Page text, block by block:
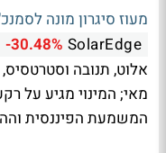
מעוז סיגרון מונה
SolarEdge
-30.48%
אלוט, תנובה
מאי; המינוי מגיע על
המשמעת הפיננסית